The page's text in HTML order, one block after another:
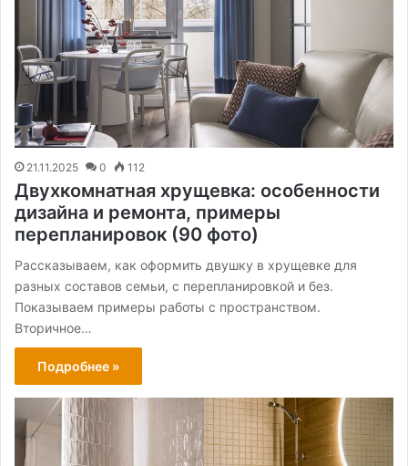
21.11.2025 0 112
Двухкомнатная хрущевка: особенности
дизайна и ремонта, примеры
перепланировок (90 фото)
Рассказываем, как оформить двушку в хрущевке для
разных составов семьи, с перепланировкой и без.
Показываем примеры работы с пространством.
Вторичное…
Подробнее »